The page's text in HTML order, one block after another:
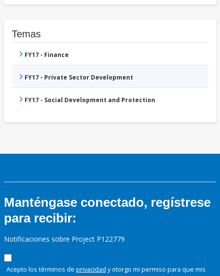
Temas
FY17 - Finance
FY17 - Private Sector Development
FY17 - Social Development and Protection
Manténgase conectado, regístrese
para recibir:
Notificaciones sobre Project P122779
Acepto los términos de privacidad y otorgo mi permiso para que mis